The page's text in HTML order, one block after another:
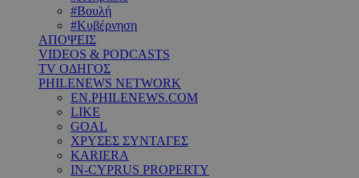
#Βουλή
#Κυβέρνηση
ΑΠΟΨΕΙΣ
VIDEOS & PODCASTS
TV ΟΔΗΓΟΣ
PHILENEWS NETWORK
EN.PHILENEWS.COM
LIKE
GOAL
ΧΡΥΣΕΣ ΣΥΝΤΑΓΕΣ
KARIERA
IN-CYPRUS PROPERTY